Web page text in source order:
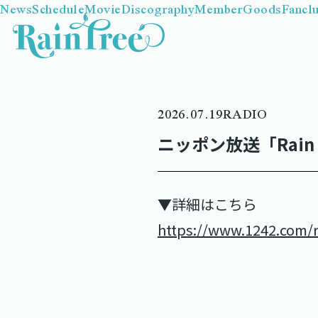
NewsScheduleMovieDiscographyMemberGoods
2026.07.19RADIO
ニッポン放送「
▼詳細はこちら
https://